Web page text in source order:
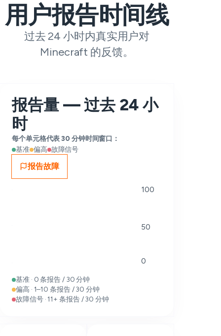
用户报告时间线
过去 24 小时内真实用户对
Minecraft 的反馈。
报告量 — 过去 24 小
时
每个单元格代表 30 分钟时间窗口：
基准 偏高 故障信号
报告故障
100
50
0
基准 · 0 条报告 / 30 分钟
偏高 · 1–10 条报告 / 30 分钟
故障信号 · 11+ 条报告 / 30 分钟